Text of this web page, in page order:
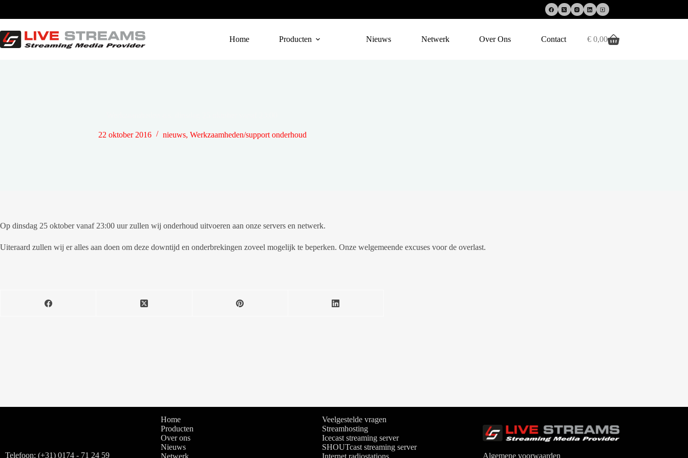
inhoud
Home
Producten Nieuws Netwerk Over Ons Contact Winkelwagen
€0,00
22 oktober 2016 nieuws, Werkzaamheden/support onderhoud
Op dinsdag 25 oktober vanaf 23:00 uur zullen wij onderhoud uitvoeren aan onze servers en netwerk.
Uiteraard zullen wij er alles aan doen om deze downtijd en onderbrekingen zoveel mogelijk te beperken. Onze welgemeende excuses voor de overlast.
Telefoon: (+31) 0174 - 71 24 59
Home
Producten
Over ons
Nieuws
Veelgestelde vragen
Streamhosting
Icecast streaming server
SHOUTcast streaming server
Algemene voorwaarden